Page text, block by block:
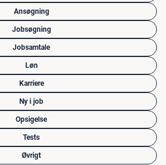
Ansøgning
Jobsøgning
Jobsamtale
Løn
Karriere
Ny i job
Opsigelse
Tests
Øvrigt